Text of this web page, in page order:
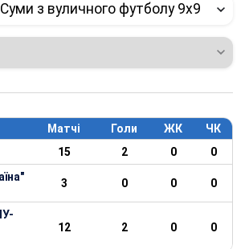
з вуличного футболу 9х9
Матчі Голи ЖК
ЧК
15 2 0
0
3 0 0 0
12 2 0 0